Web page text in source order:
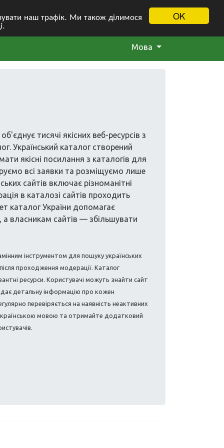
OK
наш трафік. Ми також ділимося
Мова
тисячі якісних веб-ресурсів з
Український каталог створений
якісні посилання з каталогів для
всі заявки та розміщуємо лише
сайтів включає різноманітні
в каталозі сайтів проходить
каталог України допомагає
а власникам сайтів — збільшувати
інструментом для пошуку українських
проходження модерації. Каталог
ресурси. Користувачі можуть знайти сайт
детальну інформацію про кожен
перевіряється на наявність неактивних
мовою та отримайте додатковий